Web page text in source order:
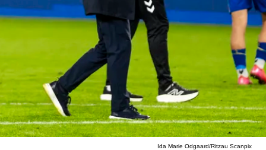
Ida Marie Odgaard/Ritzau Scanpix